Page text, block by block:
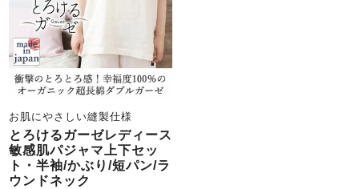
お肌にやさしい縫製仕様
とろけるガーゼレディース
敏感肌パジャマ上下セッ
ト・半袖/かぶり/短パン/ラ
ウンドネック